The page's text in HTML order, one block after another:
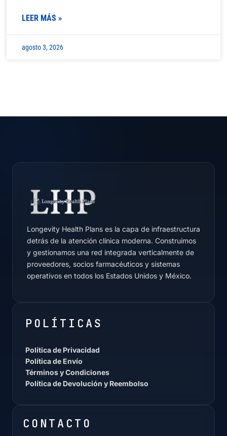
LEER MÁS »
agosto 3, 2026
Longevity Health Plans es la capa de infraestructura
detrás de la atención clínica moderna. Construimos
y gestionamos una red integrada verticalmente de
proveedores, socios farmacéuticos y sistemas
operativos en todos los Estados Unidos y México.
POLÍTICAS
Política de Privacidad
Política de Envío
Términos y Condiciones
Política de Devolución y Reembolso
CONTACTO